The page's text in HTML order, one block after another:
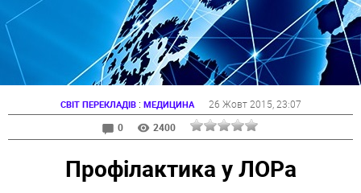
СВІТ ПЕРЕКЛАДІВ: МЕДИЦИНА 26 Жовт 2015 , 23:07
0
2400
Профілактика у ЛОРа